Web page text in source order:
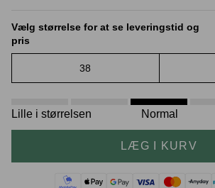
Andre brands
Skotræ
Vælg størrelse for at se leveringstid og
pris
38
Lille i størrelsen Normal
LÆG I KURV